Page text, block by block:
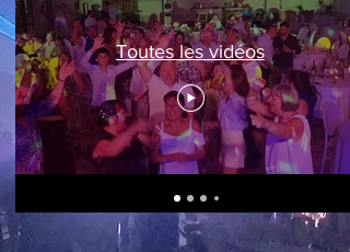
Toutes les vidéos